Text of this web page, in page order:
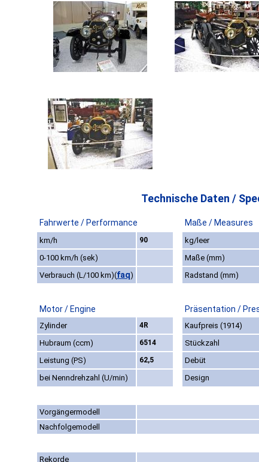
Technische Daten /
Fahrwerte / Performance Maße / Measures
km/h 90
kg/leer
0-100 km/h (sek)
Maße (mm)
Verbrauch (L/100 km)(faq) Radstand (mm)
Motor / Engine Präsentation /
Zylinder 4R Kaufpreis (1914)
Hubraum (ccm) 6514
Stückzahl
Leistung (PS)
62,5
Debüt
bei Nenndrehzahl (U/min)
Design
Vorgängermodell
Nachfolgemodell
Rekorde